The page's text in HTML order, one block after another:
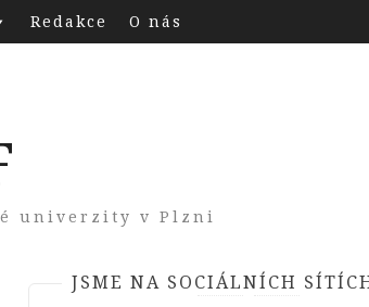
Redakce O nás
univerzity v Plzni
JSME NA SOCIÁLNÍCH